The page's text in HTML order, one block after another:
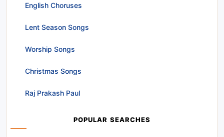
English Choruses
Lent Season Songs
Worship Songs
Christmas Songs
Raj Prakash Paul
POPULAR SEARCHES